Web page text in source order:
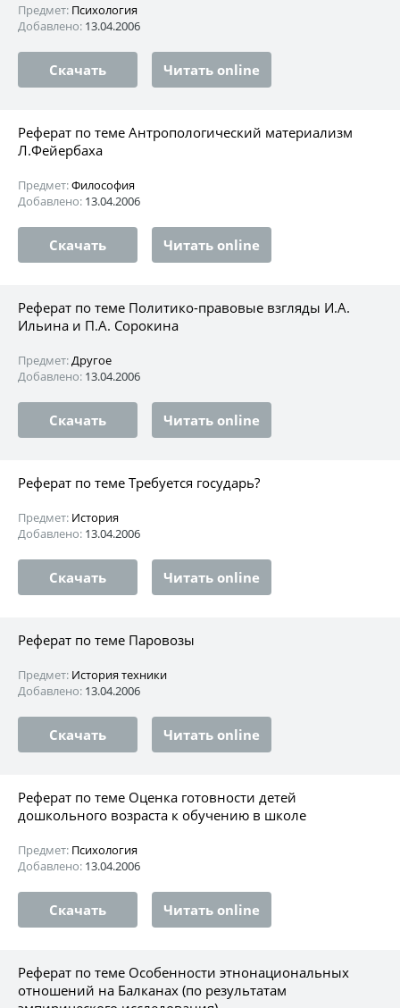
Предмет: Психология
Добавлено: 13.04.2006
Скачать Читать online
Реферат по теме Антропологический материализм
Л.Фейербаха
Предмет:Философия
Добавлено: 13.04.2006
Скачать Читать online
Реферат по теме Политико-правовые взгляды И.А.
Ильина и П.А. Сорокина
Предмет:Другое
Добавлено: 13.04.2006
Скачать Читать online
Реферат по теме Требуется государь?
Предмет: История
Добавлено: 13.04.2006
Скачать Читать online
Реферат по теме Паровозы
Предмет: История техники
Добавлено: 13.04.2006
Скачать Читать online
Реферат по теме Оценка готовности детей
дошкольного возраста к обучению в школе
Предмет: Психология
Добавлено: 13.04.2006
Скачать Читать online
Реферат по теме Особенности этнонациональных
отношений на Балканах (по результатам